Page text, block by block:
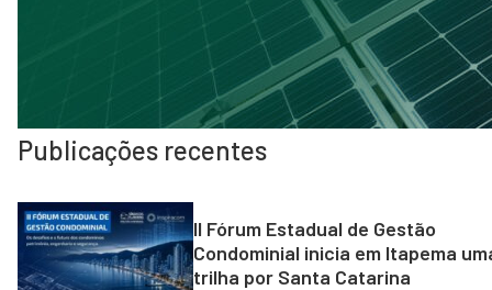
Publicações recentes
II Fórum Estadual de Gestão
Condominial inicia em Itapema
trilha por Santa Catarina